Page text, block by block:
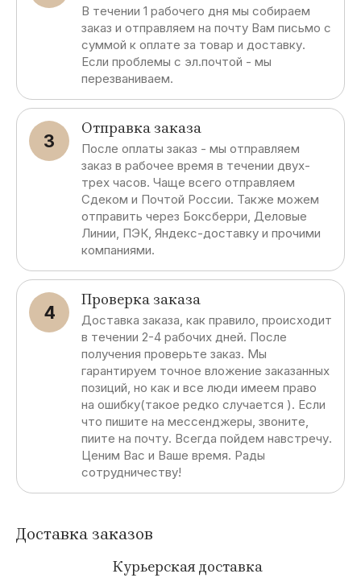
В течении 1 рабочего дня мы собираем
заказ и отправляем на почту Вам письмо с
суммой к оплате за товар и доставку.
Если проблемы с эл.почтой - мы
перезваниваем.
3
Отправка заказа
После оплаты заказ - мы отправляем
заказ в рабочее время в течении двух-
трех часов. Чаще всего отправляем
Сдеком и Почтой России. Также можем
отправить через Боксберри, Деловые
Линии, ПЭК, Яндекс-доставку и прочими
компаниями.
4
Проверка заказа
Доставка заказа, как правило, происходит
в течении 2-4 рабочих дней. После
получения проверьте заказ. Мы
гарантируем точное вложение заказанных
позиций, но как и все люди имеем право
на ошибку(такое редко случается ). Если
что пишите на мессенджеры, звоните,
пиите на почту. Всегда пойдем навстречу.
Ценим Вас и Ваше время. Рады
сотрудничеству!
Доставка заказов
Курьерская доставка